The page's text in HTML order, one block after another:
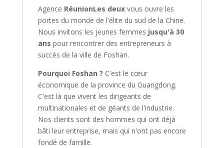
Agence RéunionLes deuxvous ouvre les
portes du monde de l'élite du sud de la Chine.
Nous invitons les jeunes femmes jusqu'à 30
ans pour rencontrer des entrepreneurs à
succès de la ville de Foshan.
Pourquoi Foshan ? C'est le cœur
économique de la province du Guangdong.
C'est là que vivent les dirigeants de
multinationales et de géants de l'industrie.
Nos clients sont des hommes qui ont déjà
bâti leur entreprise, mais qui n'ont pas encore
fondé de famille.